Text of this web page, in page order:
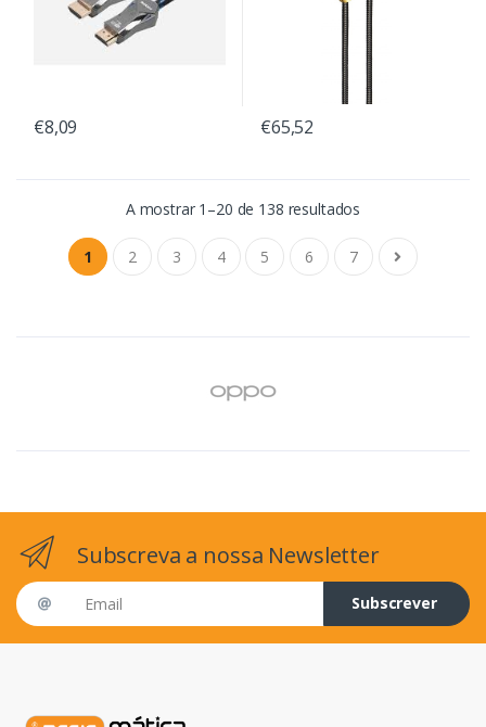
€8,09 €65,52
A mostrar 1–20 de 138 resultados
1 2 3 4 5 6 7
Subscreva a nossa Newsletter
Email address
Subscrever